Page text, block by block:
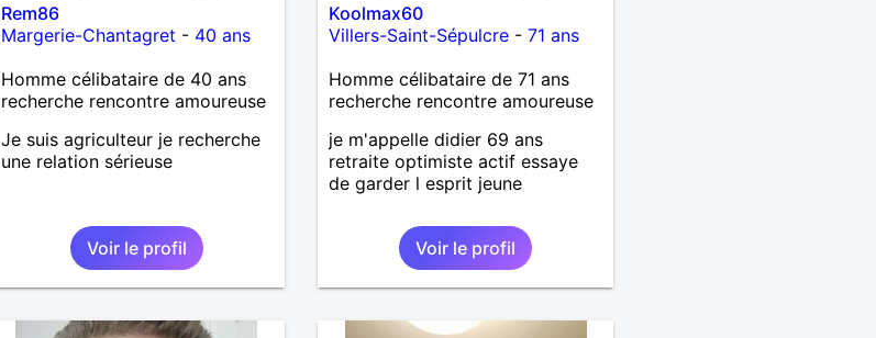
Rem86
Margerie-Chantagret - 40 ans
Homme célibataire de 40 ans
recherche rencontre amoureuse
Je suis agriculteur je recherche
une relation sérieuse
Voir le profil
Koolmax60
Villers-Saint-Sépulcre -71 ans
Homme célibataire de 71 ans
recherche rencontre amoureuse
je m'appelle didier 69 ans
retraite optimiste actif essaye
de garder l esprit jeune
Voir le profil